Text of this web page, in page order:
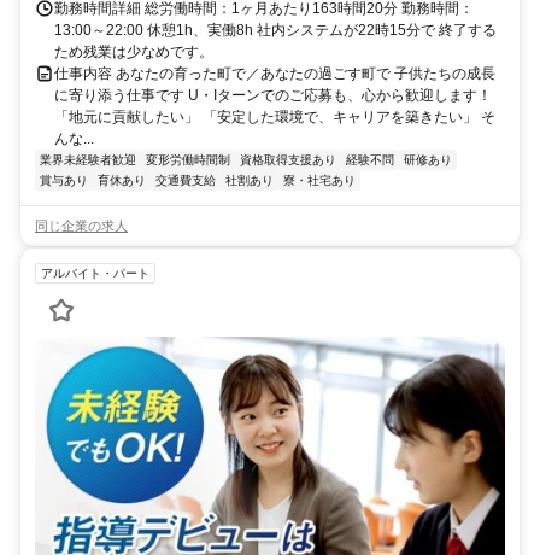
勤務時間詳細 総労働時間：1ヶ月あたり163時間20分 勤務時間：
13:00～22:00 休憩1h、実働8h 社内システムが22時15分で 終了する
ため残業は少なめです。
仕事内容 あなたの育った町で／あなたの過ごす町で 子供たちの成長
に寄り添う仕事です U・Iターンでのご応募も、心から歓迎します！
「地元に貢献したい」 「安定した環境で、キャリアを築きたい」 そ
んな...
業界未経験者歓迎 変形労働時間制 資格取得支援あり 経験不問
研修あり
賞与あり
育休あり 交通費支給 社割あり 寮・社宅あり
同じ企業の求人
アルバイト・パート